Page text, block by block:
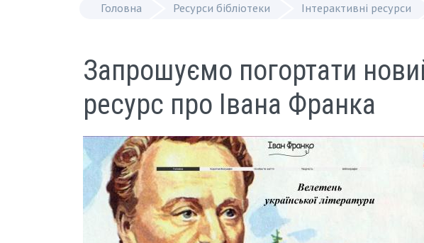
Головна Ресурси бібліотеки Інтерактивні ресурси
Запрошуємо погортати
ресурс про Івана Франка